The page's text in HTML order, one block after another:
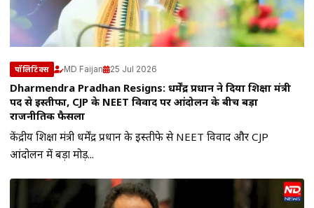
पॉलिटिक्स MD Faijan 25 Jul 2026
Dharmendra Pradhan Resigns: धर्मेंद्र प्रधान ने दिया शिक्षा मंत्री
पद से इस्तीफा, CJP के NEET विवाद पर आंदोलन के बीच बड़ा
राजनीतिक फैसला
केंद्रीय शिक्षा मंत्री धर्मेंद्र प्रधान के इस्तीफे से NEET विवाद और CJP
आंदोलन में बड़ा मोड़...